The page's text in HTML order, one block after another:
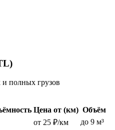
полных грузов
Цена от (км) Объём
от 25 ₽/км
до 9 м³